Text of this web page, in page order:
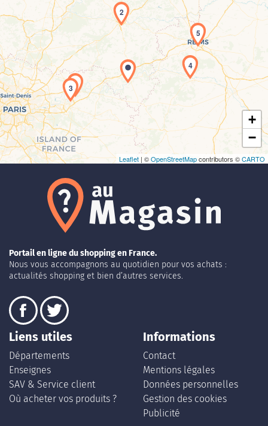
Chargement de la carte en cours...
1
2
3
4
5
+
−
Leaflet | ©OpenStreetMapcontributors ©CARTO
Portail en ligne du shopping en France.
Nous vous accompagnons au quotidien pour vos achats :
actualités shopping et bien d’autres services.
Liens utiles
Départements
Enseignes
SAV & Service client
Où acheter vos produits ?
Informations
Contact
Mentions légales
Données personnelles
Gestion des cookies
Publicité